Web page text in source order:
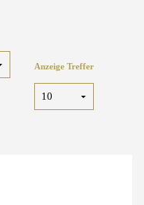
Anzeige Treffer